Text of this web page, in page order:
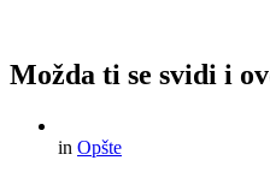
Možda ti se svidi i
in Opšte